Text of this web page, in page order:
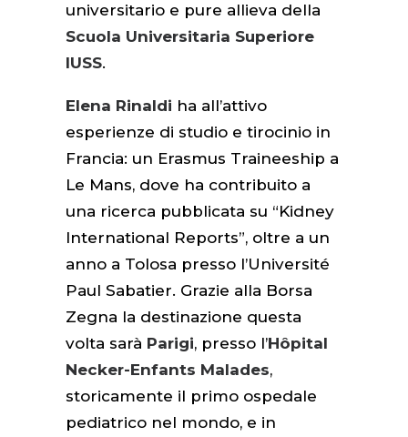
universitario e pure allieva della
Scuola Universitaria Superiore
IUSS.
Elena Rinaldi ha all’attivo
esperienze di studio e tirocinio in
Francia: un Erasmus Traineeship a
Le Mans, dove ha contribuito a
una ricerca pubblicata su “Kidney
International Reports”, oltre a un
anno a Tolosa presso l’Université
Paul Sabatier. Grazie alla Borsa
Zegna la destinazione questa
volta sarà Parigi, presso l’Hôpital
Necker-Enfants Malades,
storicamente il primo ospedale
pediatrico nel mondo, e in